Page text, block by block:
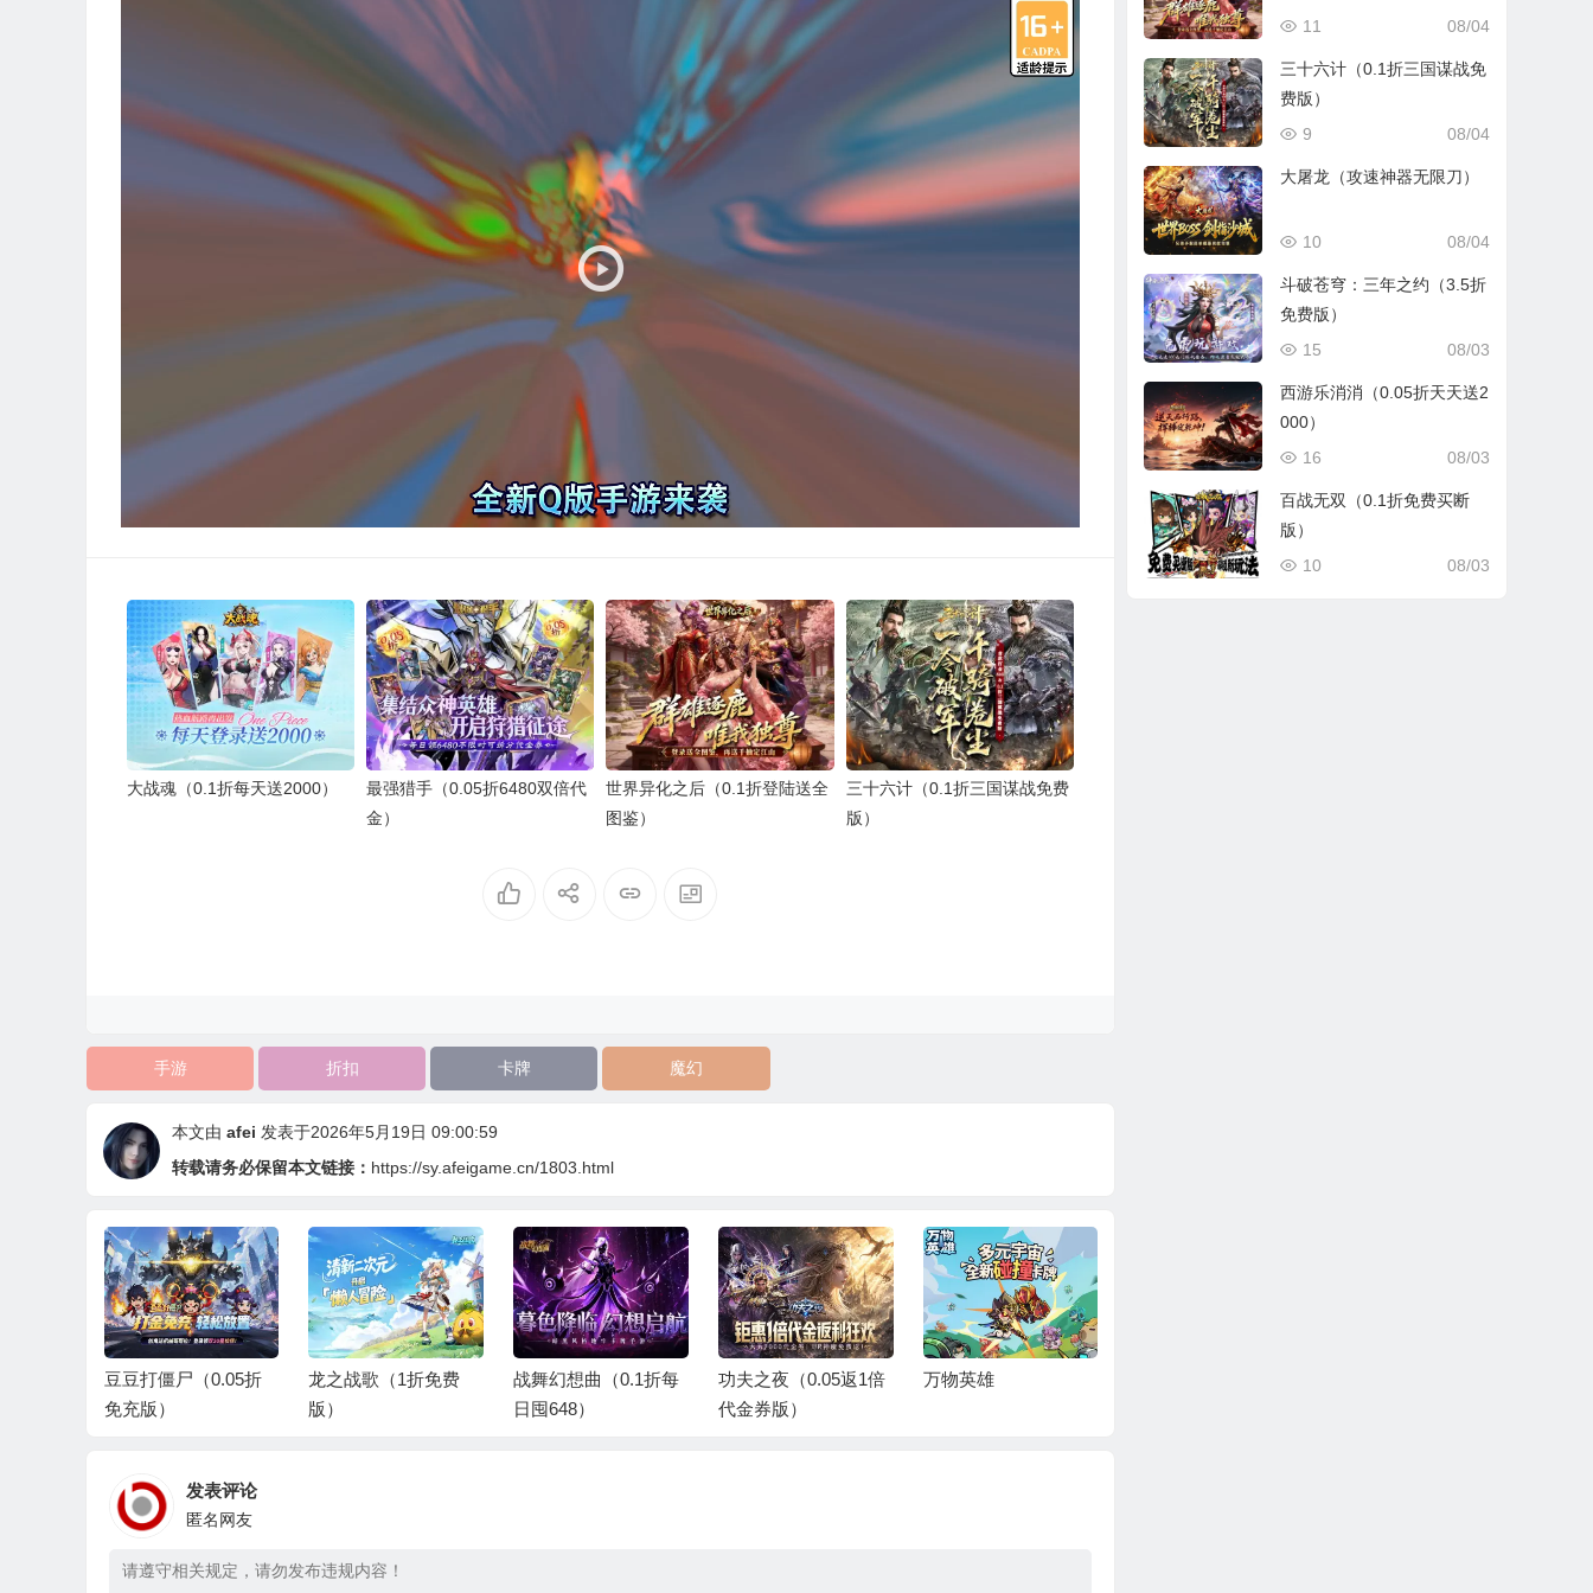
大战魂（0.1折每天送2000）
最强猎手（0.05折6480双倍代
金）
世界异化之后（0.1折登陆送全
图鉴）
三十六计（0.1折三国谋战免费
版）
手游 折扣 卡牌 魔幻
本文由 afei 发表于2026年5月19日 09:00:59
转载请务必保留本文链接： https://sy.afeigame.cn/1803.html
龙之战歌（1折免费
版）
战舞幻想曲（0.1折每
日囤648）
功夫之夜（0.05返1倍
代金券版）
万物英雄
召唤师纷争（0.05折
发表评论
匿名网友
08/04
11
三十六计（0.1折三国谋战免
费版）
08/04
9
大屠龙（攻速神器无限刀）
08/04
10
斗破苍穹：三年之约（3.5折
免费版）
08/03
15
西游乐消消（0.05折天天送2
000）
08/03
16
百战无双（0.1折免费买断
版）
08/03
10